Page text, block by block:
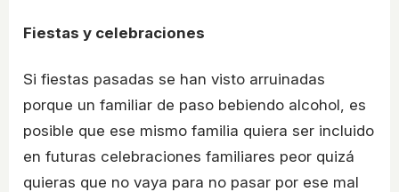
Fiestas y celebraciones
Si fiestas pasadas se han visto arruinadas
porque un familiar de paso bebiendo alcohol, es
posible que ese mismo familia quiera ser incluido
en futuras celebraciones familiares peor quizá
quieras que no vaya para no pasar por ese mal